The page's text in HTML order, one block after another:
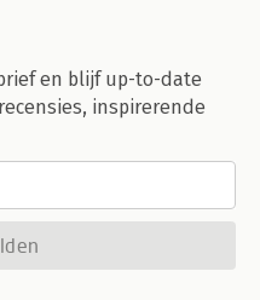
en blijf up-to-date
inspirerende